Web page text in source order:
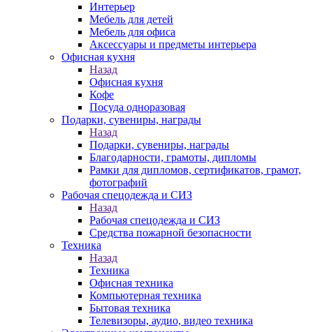
Интерьер
Мебель для детей
Мебель для офиса
Аксессуары и предметы интерьера
Офисная кухня
Назад
Офисная кухня
Кофе
Посуда одноразовая
Подарки, сувениры, награды
Назад
Подарки, сувениры, награды
Благодарности, грамоты, дипломы
Рамки для дипломов, сертификатов, грамот,
фотографий
Рабочая спецодежда и СИЗ
Назад
Рабочая спецодежда и СИЗ
Средства пожарной безопасности
Техника
Назад
Техника
Офисная техника
Компьютерная техника
Бытовая техника
Телевизоры, аудио, видео техника